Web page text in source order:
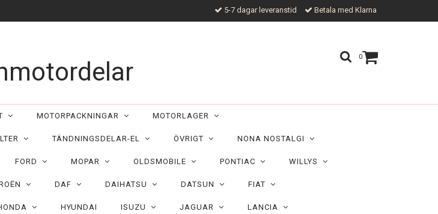
5-7 dagar leveranstid Betala med Klarna
0
MOTORPACKNINGAR MOTORLAGER
TÄNDNINGSDELAR-EL ÖVRIGT NONA NOSTALGI
FORD MOPAR OLDSMOBILE PONTIAC WILLYS
DAF DAIHATSU DATSUN FIAT
HYUNDAI ISUZU JAGUAR LANCIA